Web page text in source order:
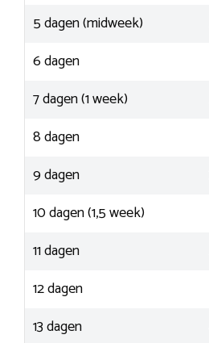
5 dagen (midweek)
6 dagen
7 dagen (1 week)
8 dagen
9 dagen
10 dagen (1,5 week)
11 dagen
12 dagen
13 dagen